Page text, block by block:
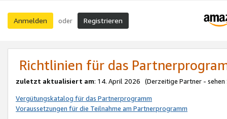
Anmelden oder Registrieren
Richtlinien für das
zuletzt aktualisiert am: 14. April 2026 (Derzeitige Partner - sehen
Vergütungskatalog für das Partnerprogramm
Voraussetzungen für die Teilnahme am Partnerprogramm